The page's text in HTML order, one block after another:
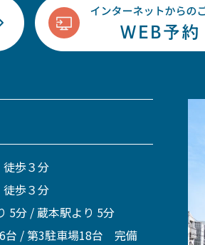
歩３分
歩３分
5分 / 蔵本駅より 5分
台 / 第3駐車場18台 完備